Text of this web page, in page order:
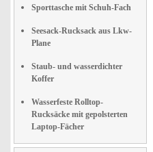
Sporttasche mit Schuh-Fach
Seesack-Rucksack aus Lkw-
Plane
Staub- und wasserdichter
Koffer
Wasserfeste Rolltop-
Rucksäcke mit gepolsterten
Laptop-Fächer